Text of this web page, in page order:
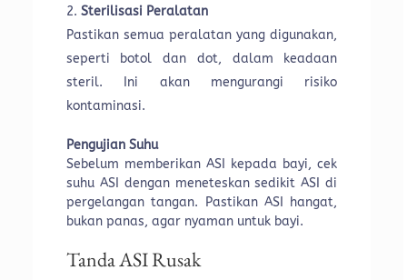
Sterilisasi Peralatan
Pastikan semua peralatan yang digunakan,
seperti botol dan dot, dalam keadaan
steril. Ini akan mengurangi risiko
kontaminasi.
Pengujian Suhu
Sebelum memberikan ASI kepada bayi, cek
suhu ASI dengan meneteskan sedikit ASI di
pergelangan tangan. Pastikan ASI hangat,
bukan panas, agar nyaman untuk bayi.
Tanda ASI Rusak